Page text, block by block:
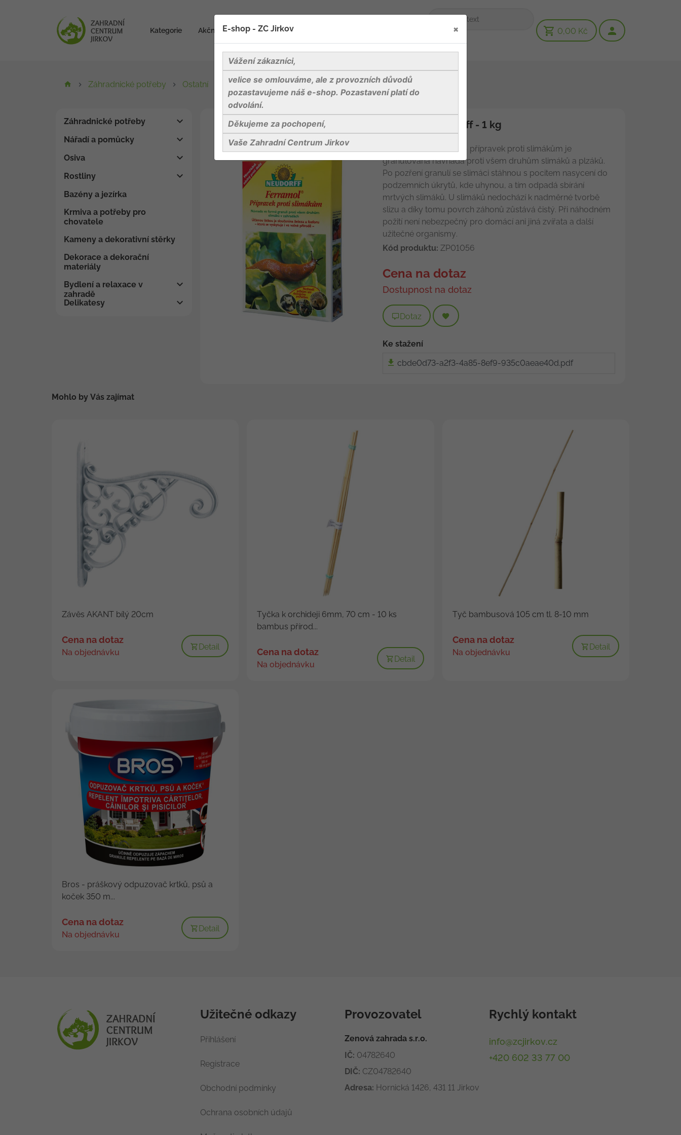
Kategorie Akční zboží Blog Kontakty 0,00 Kč
Záhradnické potřeby Ostatní Ferramol Neudorff - 1 kg
Záhradnické potřeby
Nářadí a pomůcky
Osiva
Rostliny
Bazény a jezírka
Krmiva a potřeby pro
chovatele
Kameny a dekorativní stěrky
Dekorace a dekorační
materiály
Bydlení a relaxace v
zahradě
Delikatesy
Ferramol Neudorff - 1 kg
NEUDORFF Ferramol - přípravek proti slimákům je
granulovaná návnada proti všem druhům slimáků a plzáků.
Po pozření granulí se slimáci stáhnou s pocitem nasycení do
podzemních úkrytů, kde uhynou, a tím odpadá sbírání
mrtvých slimáků. U slimáků nedochází k nadměrné tvorbě
slizu a díky tomu povrch záhonů zůstává čistý. Při náhodném
požití není nebezpečný pro domácí ani jiná zvířata a další
užitečné organismy.
Kód produktu: ZP01056
Cena na dotaz
Dostupnost na dotaz
Dotaz
Ke stažení
cbde0d73-a2f3-4a85-8ef9-935c0aeae40d.pdf
Mohlo by Vás zajímat
Závěs AKANT bílý 20cm
Cena na dotaz
Na objednávku
Detail
Tyčka k orchideji 6mm, 70 cm - 10 ks
bambus přírod...
Cena na dotaz
Na objednávku
Detail
Tyč bambusová 105 cm tl. 8-10 mm
Cena na dotaz
Na objednávku
Detail
Bros - práškový odpuzovač krtků, psů a
koček 350 m...
Cena na dotaz
Na objednávku
Detail
Užitečné odkazy
Přihlášení
Registrace
Obchodní podmínky
Ochrana osobních údajů
Provozovatel
Zenová zahrada s.r.o.
IČ: 04782640
DIČ: CZ04782640
Adresa: Hornická 1426, 431 11 Jirkov
Rychlý kontakt
info@zcjirkov.cz
+420 602 33 77 00
E-shop - ZC Jirkov ×
Vážení zákazníci,
velice se omlouváme, ale z provozních důvodů
pozastavujeme náš e-shop. Pozastavení platí do
odvolání.
Děkujeme za pochopení,
Vaše Zahradní Centrum Jirkov